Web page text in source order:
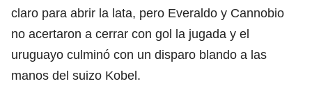
claro para abrir la lata, pero Everaldo y Cannobio
no acertaron a cerrar con gol la jugada y el
uruguayo culminó con un disparo blando a las
manos del suizo Kobel.